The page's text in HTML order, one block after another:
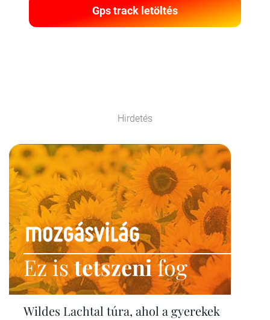
Gps track letöltés
Hirdetés
Ez istetszenifog
Wildes Lachtal túra, ahol a gyerekek